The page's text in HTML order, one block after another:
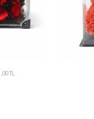
,00 TL